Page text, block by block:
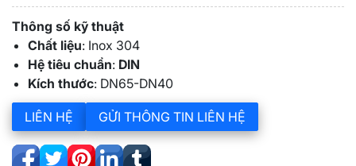
Thông số kỹ thuật
Chất liệu: Inox 304
Hệ tiêu chuẩn: DIN
Kích thước: DN65-DN40
LIÊN HỆ GỬI THÔNG TIN LIÊN HỆ